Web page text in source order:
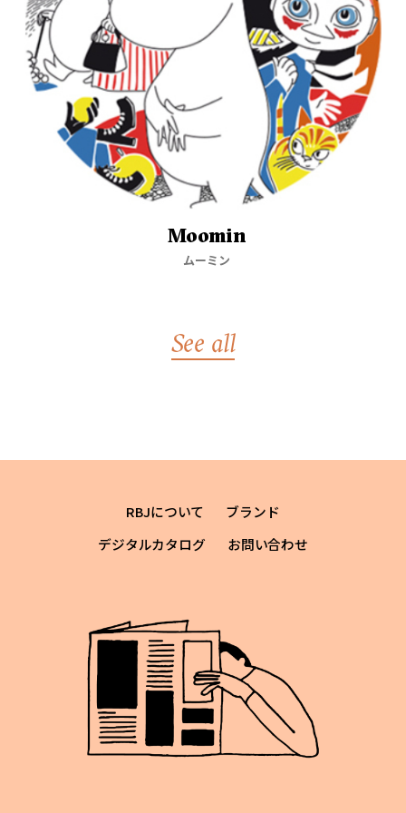
Moomin
ムーミン
See all
RBJについて
ブランド
デジタルカタログ
お問い合わせ